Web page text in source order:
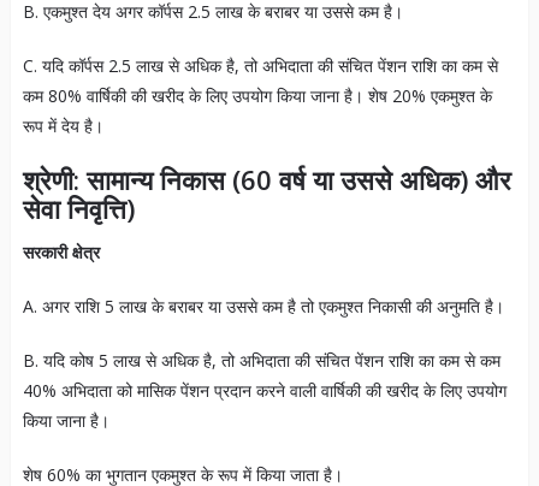
B. एकमुश्त देय अगर कॉर्पस 2.5 लाख के बराबर या उससे कम है।
C. यदि कॉर्पस 2.5 लाख से अधिक है, तो अभिदाता की संचित पेंशन राशि का कम से
कम 80% वार्षिकी की खरीद के लिए उपयोग किया जाना है। शेष 20% एकमुश्त के
रूप में देय है।
श्रेणी:सामान्य निकास(60वर्ष या उससे अधिक) और
सेवा निवृत्ति)
सरकारी क्षेत्र
A. अगर राशि 5 लाख के बराबर या उससे कम है तो एकमुश्त निकासी की अनुमति है।
B. यदि कोष 5 लाख से अधिक है, तो अभिदाता की संचित पेंशन राशि का कम से कम
40% अभिदाता को मासिक पेंशन प्रदान करने वाली वार्षिकी की खरीद के लिए उपयोग
किया जाना है।
शेष 60% का भुगतान एकमुश्त के रूप में किया जाता है।